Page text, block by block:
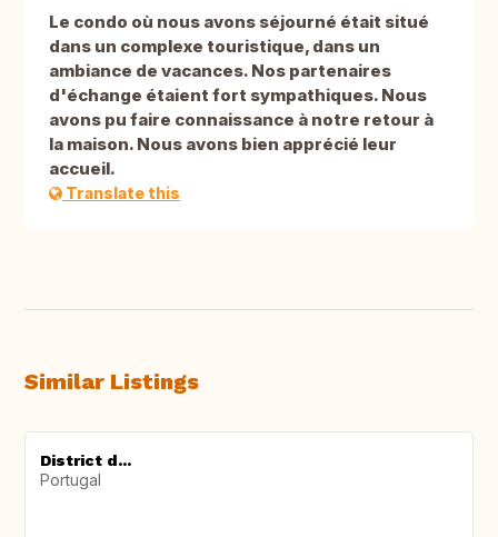
Le condo où nous avons séjourné était situé
dans un complexe touristique, dans un
ambiance de vacances. Nos partenaires
d'échange étaient fort sympathiques. Nous
avons pu faire connaissance à notre retour à
la maison. Nous avons bien apprécié leur
accueil.
Translate this
Similar Listings
District d...
Portugal